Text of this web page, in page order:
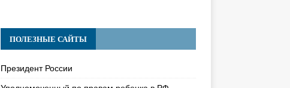
ПОЛЕЗНЫЕ САЙТЫ
Президент России